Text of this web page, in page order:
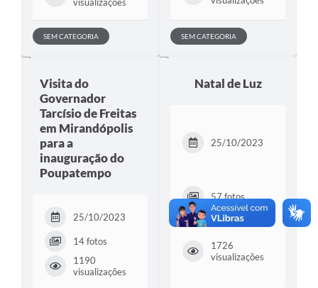
SEM CATEGORIA SEM CATEGORIA
Visita do
Governador
Tarcísio de Freitas
em Mirandópolis
para a
inauguração do
Poupatempo
25/10/2023
14 fotos
1190
visualizações
Natal de Luz
25/10/2023
57 fotos
1726
visualizações